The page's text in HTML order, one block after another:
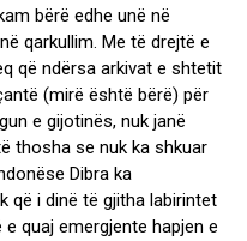
bërë edhe unë në
qarkullim. Me të drejtë e
që ndërsa arkivat e shtetit
(mirë është bërë) për
e gijotinës, nuk janë
thosha se nuk ka shkuar
Dibra ka
që i dinë të gjitha labirintet
quaj emergjente hapjen e